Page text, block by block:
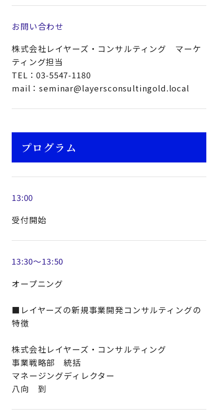
お問い合わせ
株式会社レイヤーズ・コンサルティング マーケ
ティング担当
TEL：03-5547-1180
mail：seminar@layersconsultingold.local
プログラム
13:00
受付開始
13:30～13:50
オープニング
■レイヤーズの新規事業開発コンサルティングの
特徴
株式会社レイヤーズ・コンサルティング
事業戦略部 統括
マネージングディレクター
八向 到